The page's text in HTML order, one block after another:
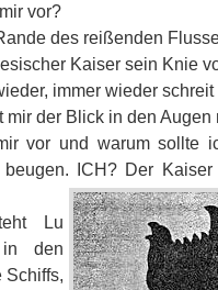
vor?
des reißenden
Kaiser sein Knie
immer wieder schreit
mir der Blick in den Augen
vor und warum sollte
beugen. ICH? Der
Lu
den
Schiffs,